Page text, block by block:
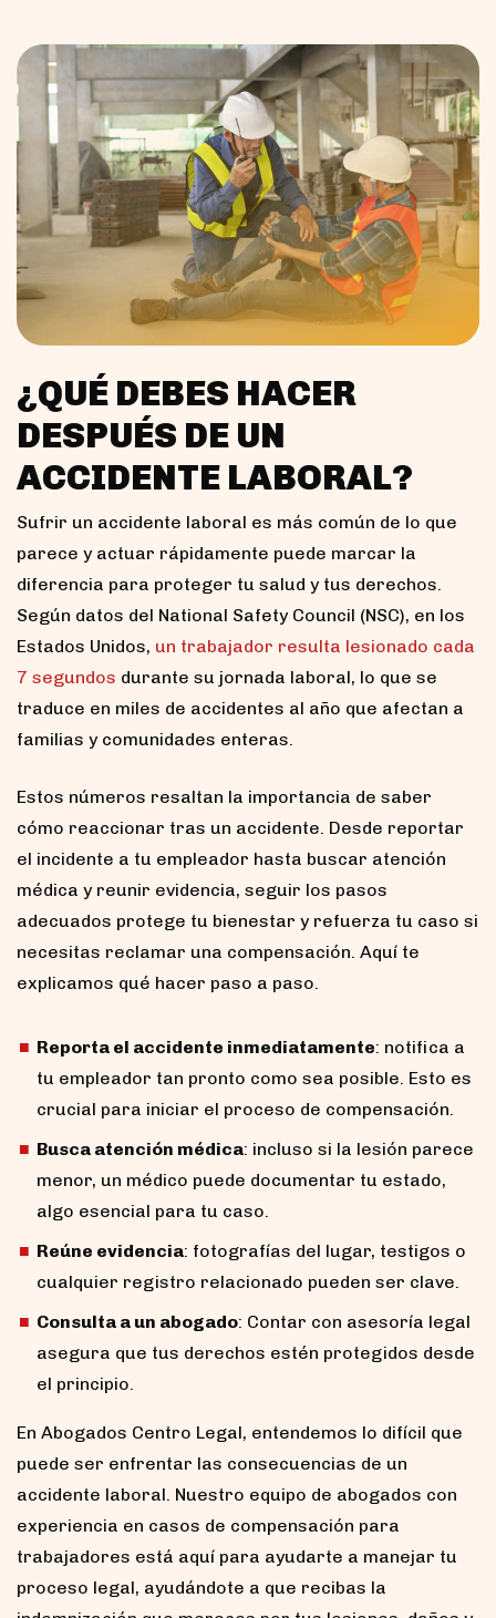
¿QUÉ DEBES HACER
DESPUÉS DE UN
ACCIDENTE LABORAL?
Sufrir un accidente laboral es más común de lo que
parece y actuar rápidamente puede marcar la
diferencia para proteger tu salud y tus derechos.
Según datos del National Safety Council (NSC), en los
Estados Unidos, un trabajador resulta lesionado cada
7 segundos durante su jornada laboral, lo que se
traduce en miles de accidentes al año que afectan a
familias y comunidades enteras.
Estos números resaltan la importancia de saber
cómo reaccionar tras un accidente. Desde reportar
el incidente a tu empleador hasta buscar atención
médica y reunir evidencia, seguir los pasos
adecuados protege tu bienestar y refuerza tu caso si
necesitas reclamar una compensación. Aquí te
explicamos qué hacer paso a paso.
Reporta el accidente inmediatamente: notifica a
tu empleador tan pronto como sea posible. Esto es
crucial para iniciar el proceso de compensación.
Busca atención médica: incluso si la lesión parece
menor, un médico puede documentar tu estado,
algo esencial para tu caso.
Reúne evidencia: fotografías del lugar, testigos o
cualquier registro relacionado pueden ser clave.
Consulta a un abogado: Contar con asesoría legal
asegura que tus derechos estén protegidos desde
el principio.
En Abogados Centro Legal, entendemos lo difícil que
puede ser enfrentar las consecuencias de un
accidente laboral. Nuestro equipo de abogados con
experiencia en casos de compensación para
trabajadores está aquí para ayudarte a manejar tu
proceso legal, ayudándote a que recibas la